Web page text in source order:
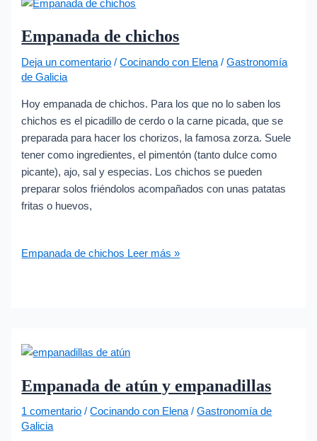
Empanada de chichos
Deja un comentario /Cocinando con Elena/Gastronomía
de Galicia
Hoy empanada de chichos. Para los que no lo saben los
chichos es el picadillo de cerdo o la carne picada, que se
preparada para hacer los chorizos, la famosa zorza. Suele
tener como ingredientes, el pimentón (tanto dulce como
picante), ajo, sal y especias. Los chichos se pueden
preparar solos friéndolos acompañados con unas patatas
fritas o huevos,
Empanada de chichos Leer más »
Empanada de atún y empanadillas
1 comentario /Cocinando con Elena/Gastronomía de
Galicia